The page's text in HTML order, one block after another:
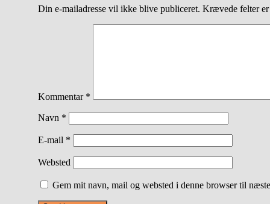
Din e-mailadresse vil ikke blive publiceret. Krævede felter er
Kommentar *
Navn *
E-mail *
Websted
Gem mit navn, mail og websted i denne browser til